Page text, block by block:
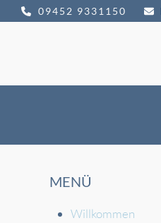
09452 9331150
MENÜ
Willkommen